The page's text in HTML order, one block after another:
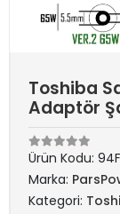
Toshiba
Adaptör
Ürün Kodu:
Marka:
Kategori: